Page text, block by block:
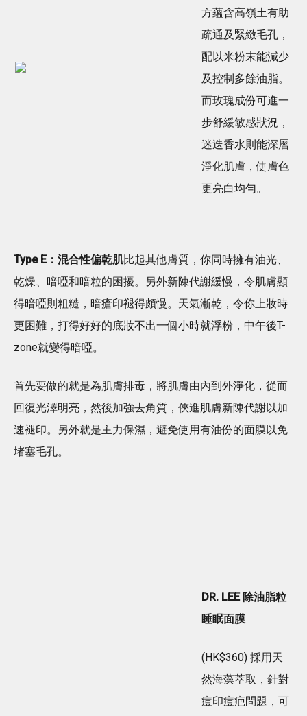
方蘊含高嶺土有助
疏通及緊緻毛孔，
配以米粉末能減少
及控制多餘油脂。
而玫瑰成份可進一
步舒緩敏感狀況，
迷迭香水則能深層
淨化肌膚，使膚色
更亮白均勻。
Type E：混合性偏乾肌比起其他膚質，你同時擁有油光、
乾燥、暗啞和暗粒的困擾。另外新陳代謝緩慢，令肌膚顯
得暗啞則粗糙，暗瘡印褪得頗慢。天氣漸乾，令你上妝時
更困難，打得好好的底妝不出一個小時就浮粉，中午後T-
zone就變得暗啞。
首先要做的就是為肌膚排毒，將肌膚由內到外淨化，從而
回復光澤明亮，然後加強去角質，俠進肌膚新陳代謝以加
速褪印。另外就是主力保濕，避免使用有油份的面膜以免
堵塞毛孔。
DR. LEE 除油脂粒
睡眠面膜
(HK$360) 採用天
然海藻萃取，針對
痘印痘疤問題，可